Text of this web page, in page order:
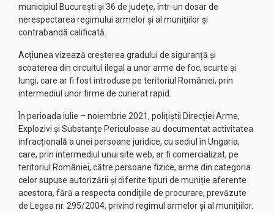
municipiul București și 36 de județe, într-un dosar de
nerespectarea regimului armelor şi al muniţiilor și
contrabandă calificată.
Acțiunea vizează creșterea gradului de siguranță și
scoaterea din circuitul ilegal a unor arme de foc, scurte și
lungi, care ar fi fost introduse pe teritoriul României, prin
intermediul unor firme de curierat rapid.
În perioada iulie – noiembrie 2021, polițiștii Direcției Arme,
Explozivi și Substanțe Periculoase au documentat activitatea
infracțională a unei persoane juridice, cu sediul în Ungaria,
care, prin intermediul unui site web, ar fi comercializat, pe
teritoriul României, către persoane fizice, arme din categoria
celor supuse autorizării și diferite tipuri de muniție aferente
acestora, fără a respecta condițiile de procurare, prevăzute
de Legea nr. 295/2004, privind regimul armelor și al munițiilor.